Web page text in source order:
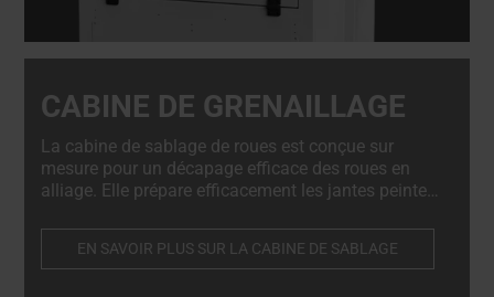
CABINE DE GRENAILLAGE
La cabine de sablage de roues est conçue sur
mesure pour un décapage efficace des roues en
alliage. Elle prépare efficacement les jantes peintes
en garantissant des résultats impeccables à
chaque fois.
EN SAVOIR PLUS SUR LA CABINE DE SABLAGE